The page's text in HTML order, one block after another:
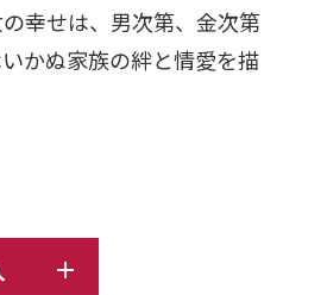
幸せは、男次第、金次第
かぬ家族の絆と情愛を描